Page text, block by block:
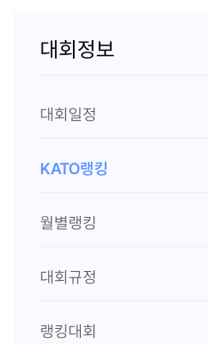
대회정보
대회일정
KATO랭킹
월별랭킹
대회규정
랭킹대회